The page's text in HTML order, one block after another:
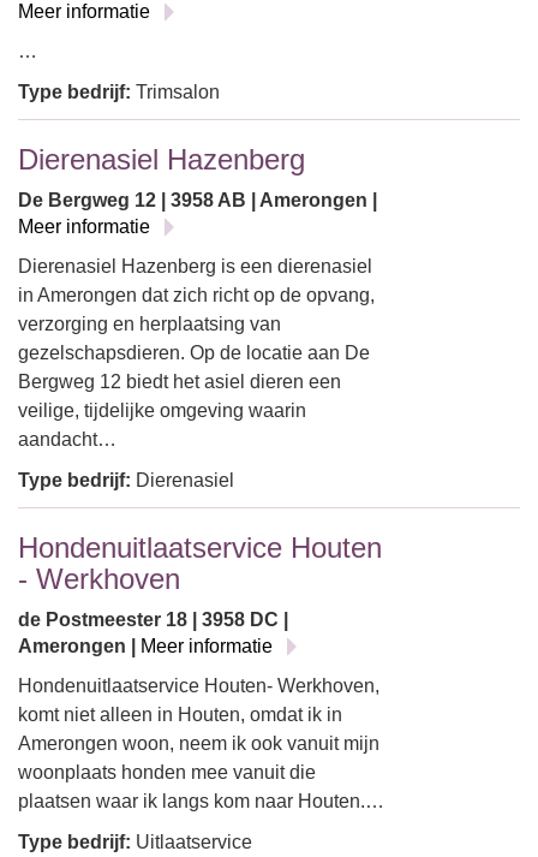
Meer informatie
…
Type bedrijf: Trimsalon
Dierenasiel Hazenberg
De Bergweg 12 | 3958 AB | Amerongen |
Meer informatie
Dierenasiel Hazenberg is een dierenasiel
in Amerongen dat zich richt op de opvang,
verzorging en herplaatsing van
gezelschapsdieren. Op de locatie aan De
Bergweg 12 biedt het asiel dieren een
veilige, tijdelijke omgeving waarin
aandacht…
Type bedrijf: Dierenasiel
Hondenuitlaatservice Houten
- Werkhoven
de Postmeester 18 | 3958 DC |
Amerongen |
Meer informatie
Hondenuitlaatservice Houten- Werkhoven,
komt niet alleen in Houten, omdat ik in
Amerongen woon, neem ik ook vanuit mijn
woonplaats honden mee vanuit die
plaatsen waar ik langs kom naar Houten.…
Type bedrijf: Uitlaatservice